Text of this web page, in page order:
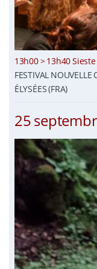
13h00 > 13h40
FESTIVAL NOUVELLE
ÉLYSÉES (FRA)
25